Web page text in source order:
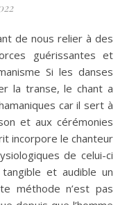
guérissantes et
Si les danses
la transe, le chant a
car il sert à
et aux cérémonies
incorpore le chanteur
de celui-ci
et audible un
méthode n’est pas